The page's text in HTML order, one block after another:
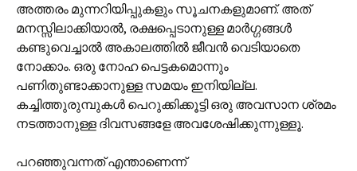
അത്തരം മുന്നറിയിപ്പുകളും സൂചനകളുമാണ്. അത്
മനസ്സിലാക്കിയാൽ, രക്ഷപ്പെടാനുള്ള മാർഗ്ഗങ്ങൾ
കണ്ടുവെച്ചാൽ അകാലത്തിൽ ജീവൻ വെടിയാതെ
നോക്കാം. ഒരു നോഹ പെട്ടകമൊന്നും
പണിതുണ്ടാക്കാനുള്ള സമയം ഇനിയില്ല.
കച്ചിത്തുരുമ്പുകൾ പെറുക്കിക്കൂട്ടി ഒരു അവസാന ശ്രമം
നടത്താനുള്ള ദിവസങ്ങളേ അവശേഷിക്കുന്നുള്ളൂ.
പറഞ്ഞുവന്നത് എന്താണെന്ന്